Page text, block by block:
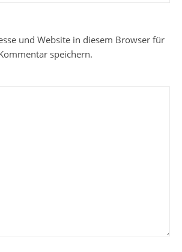
und Website in diesem Browser für
speichern.